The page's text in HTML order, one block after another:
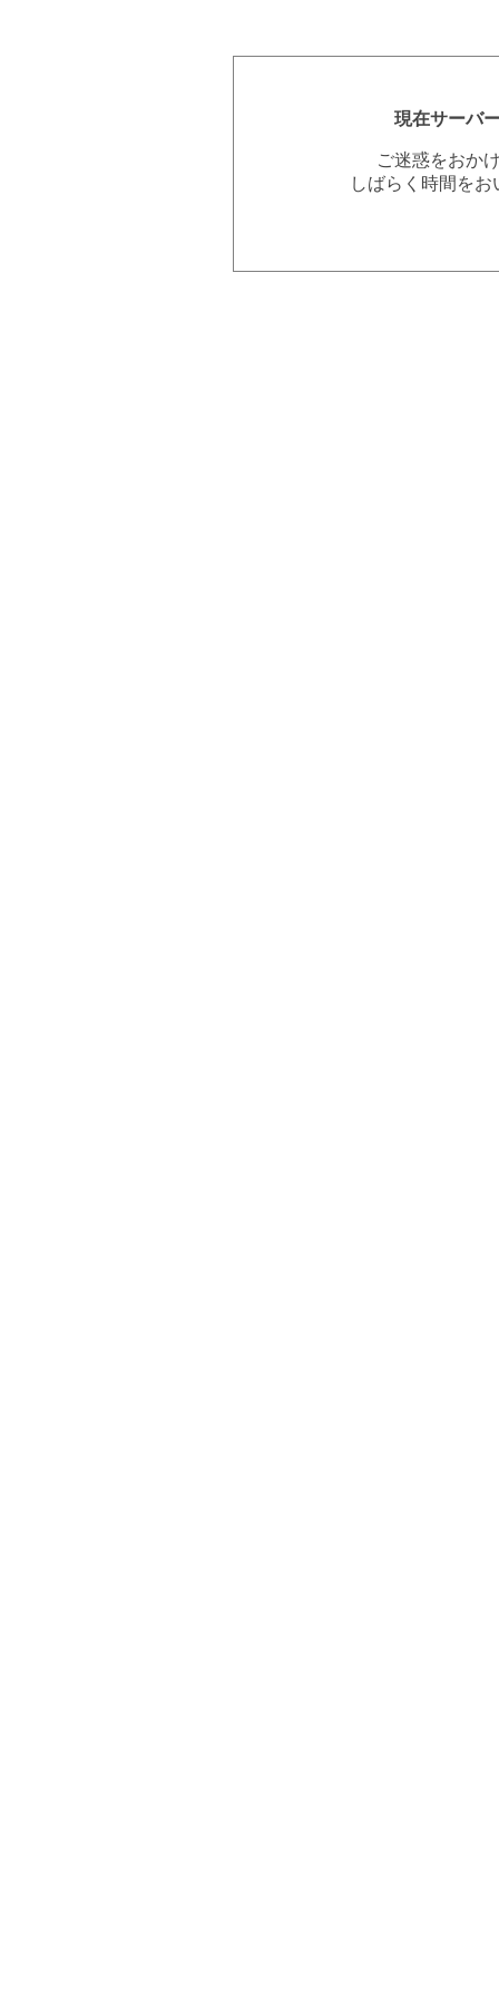
現在サーバ
ご迷惑をおか
しばらく時間を